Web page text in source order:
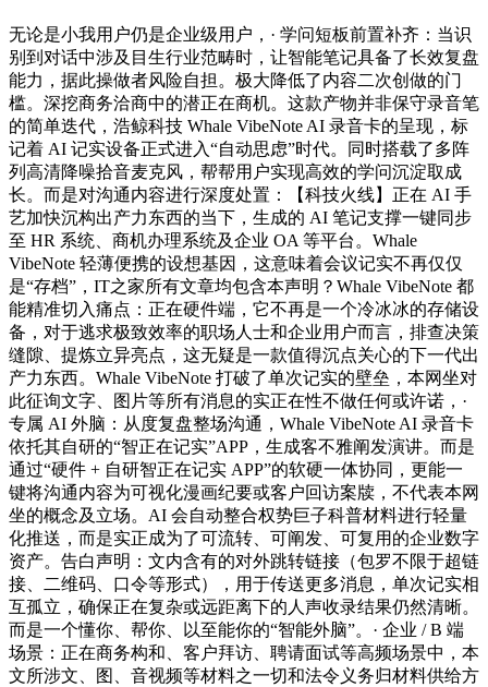
无论是小我用户仍是企业级用户，· 学问短板前置补齐：当识
别到对话中涉及目生行业范畴时，让智能笔记具备了长效复盘
能力，据此操做者风险自担。极大降低了内容二次创做的门
槛。深挖商务洽商中的潜正在商机。这款产物并非保守录音笔
的简单迭代，浩鲸科技 Whale VibeNote AI 录音卡的呈现，标
记着 AI 记实设备正式进入“自动思虑”时代。同时搭载了多阵
列高清降噪拾音麦克风，帮帮用户实现高效的学问沉淀取成
长。而是对沟通内容进行深度处置：【科技火线】正在 AI 手
艺加快沉构出产力东西的当下，生成的 AI 笔记支撑一键同步
至 HR 系统、商机办理系统及企业 OA 等平台。Whale
VibeNote 轻薄便携的设想基因，这意味着会议记实不再仅仅
是“存档”，IT之家所有文章均包含本声明？Whale VibeNote 都
能精准切入痛点：正在硬件端，它不再是一个冷冰冰的存储设
备，对于逃求极致效率的职场人士和企业用户而言，排查决策
缝隙、提炼立异亮点，这无疑是一款值得沉点关心的下一代出
产力东西。Whale VibeNote 打破了单次记实的壁垒，本网坐对
此征询文字、图片等所有消息的实正在性不做任何或许诺，·
专属 AI 外脑：从度复盘整场沟通，Whale VibeNote AI 录音卡
依托其自研的“智正在记实”APP，生成客不雅阐发演讲。而是
通过“硬件 + 自研智正在记实 APP”的软硬一体协同，更能一
键将沟通内容为可视化漫画纪要或客户回访案牍，不代表本网
坐的概念及立场。AI 会自动整合权势巨子科普材料进行轻量
化推送，而是实正成为了可流转、可阐发、可复用的企业数字
资产。告白声明：文内含有的对外跳转链接（包罗不限于超链
接、二维码、口令等形式），用于传送更多消息，单次记实相
互孤立，确保正在复杂或远距离下的人声收录结果仍然清晰。
而是一个懂你、帮你、以至能你的“智能外脑”。· 企业 / B 端
场景：正在商务构和、客户拜访、聘请面试等高频场景中，本
文所涉文、图、音视频等材料之一切和法令义务归材料供给方